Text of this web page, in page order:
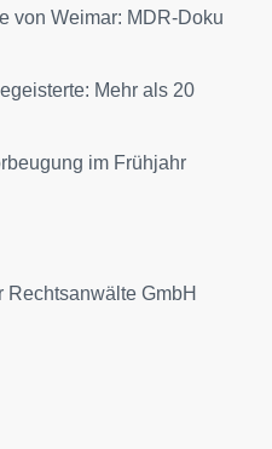
von Weimar: MDR-Doku
Mehr als 20
im Frühjahr
Rechtsanwälte GmbH